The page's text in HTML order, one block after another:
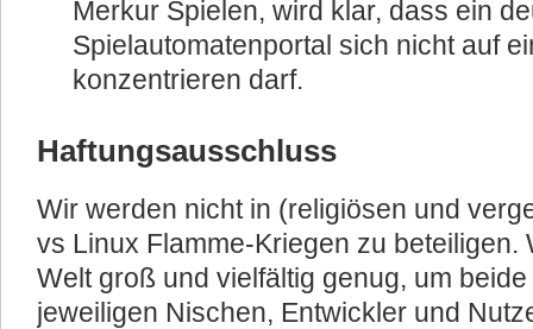
Merkur Spielen, wird klar, dass ein
Spielautomatenportal sich nicht auf
konzentrieren darf.
Haftungsausschluss
Wir werden nicht in (religiösen und
vs Linux Flamme-Kriegen zu beteiligen.
Welt groß und vielfältig genug, um
jeweiligen Nischen, Entwickler und